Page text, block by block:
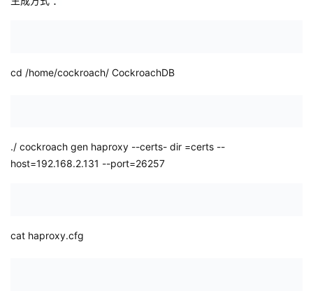
cd /home/cockroach/ CockroachDB
./ cockroach gen haproxy --certs- dir =certs --
host=192.168.2.131 --port=26257
cat haproxy.cfg